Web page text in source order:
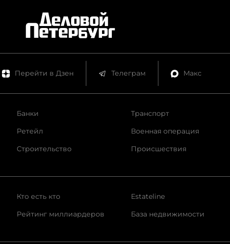
Перейти в Дзен Телеграм Макс
Банки
Ретейл
Строительство
Транспорт
Военная операция
Происшествия
Кто есть кто
Рейтинг миллиардеров
Estateline
База недвижимости